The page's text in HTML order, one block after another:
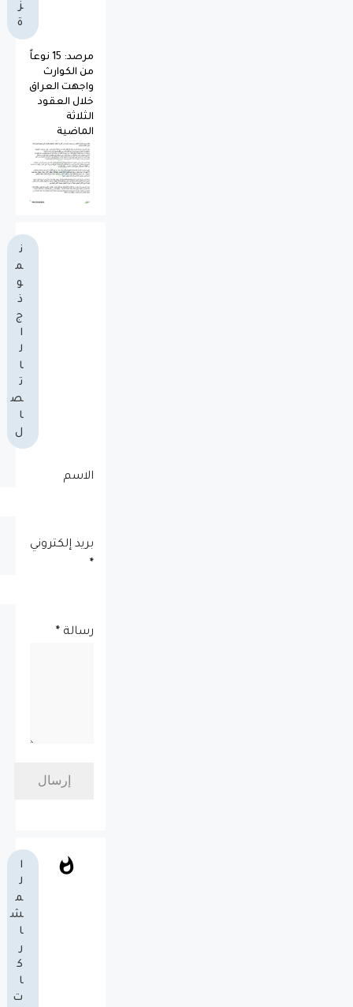
ز
ة
مرصد: 15 نوعاً
من الكوارث
واجهت العراق
خلال العقود
الثلاثة
الماضية
ن
م
و
ذ
ج
ا
ل
ا
ت
ص
ا
ل
الاسم
بريد إلكتروني
*
رسالة *
ا
ل
م
ش
ا
ر
ك
ا
ت